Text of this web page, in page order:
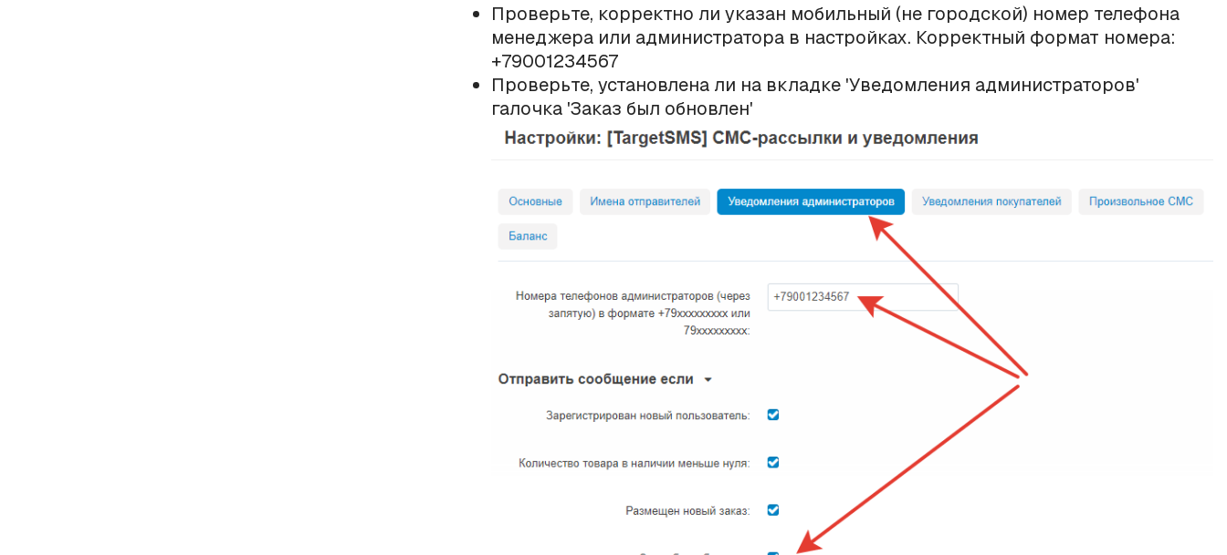
Проверьте, корректно ли указан мобильный (не городской) номер телефона
менеджера или администратора в настройках. Корректный формат номера:
+79001234567
Проверьте, установлена ли на вкладке 'Уведомления администраторов'
галочка 'Заказ был обновлен'